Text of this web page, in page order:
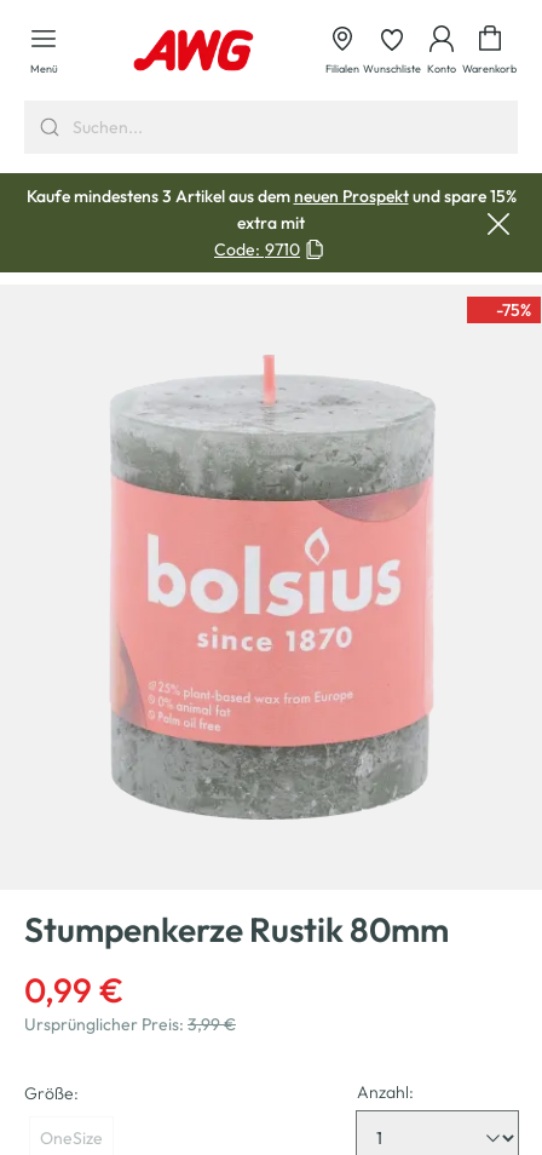
springen
Menü Filialen Wunschliste Konto Warenkorb
Kaufe mindestens 3 Artikel aus demneuen Prospektund spare 15%
extra mit
Code: 9710
-75%
Stumpenkerze Rustik 80mm
0,99 €
Ursprünglicher Preis: 3,99 €
Größe:
OneSize
Anzahl: